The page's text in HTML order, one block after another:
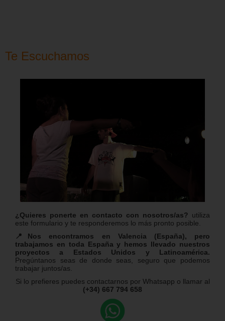
Te Escuchamos
¿Quieres ponerte en contacto con nosotros/as? utiliza
este formulario y te responderemos lo más pronto posible.
📍Nos encontramos en Valencia (España), pero
trabajamos en toda España y hemos llevado nuestros
proyectos a Estados Unidos y Latinoamérica.
Pregúntanos seas de donde seas, seguro que podemos
trabajar juntos/as.
Si lo prefieres puedes contactarnos por Whatsapp o llamar al
(+34) 667 794 658